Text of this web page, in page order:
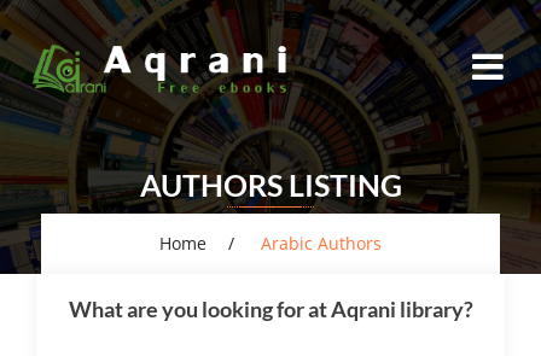
AUTHORS LISTING
Home Arabic Authors
What are you looking for at Aqrani library?